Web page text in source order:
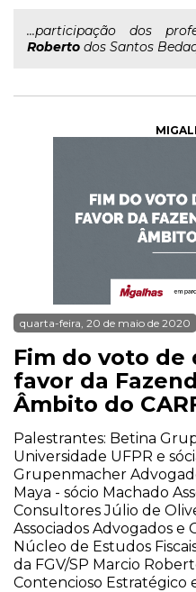
...participação dos
Roberto dos Santos
quarta-feira, 20 de maio de 2020
Fim do voto de
favor da
Âmbito do
Palestrantes: Betina
Universidade UFPR e
Grupenmacher
Maya - sócio Machado
Consultores Júlio de
Associados Advogados e
Núcleo de Estudos
da FGV/SP Marcio
Contencioso Estratégico